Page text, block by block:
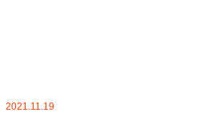
2021.11.19